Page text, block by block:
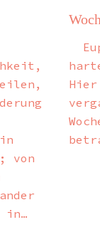
von
in…
Hier